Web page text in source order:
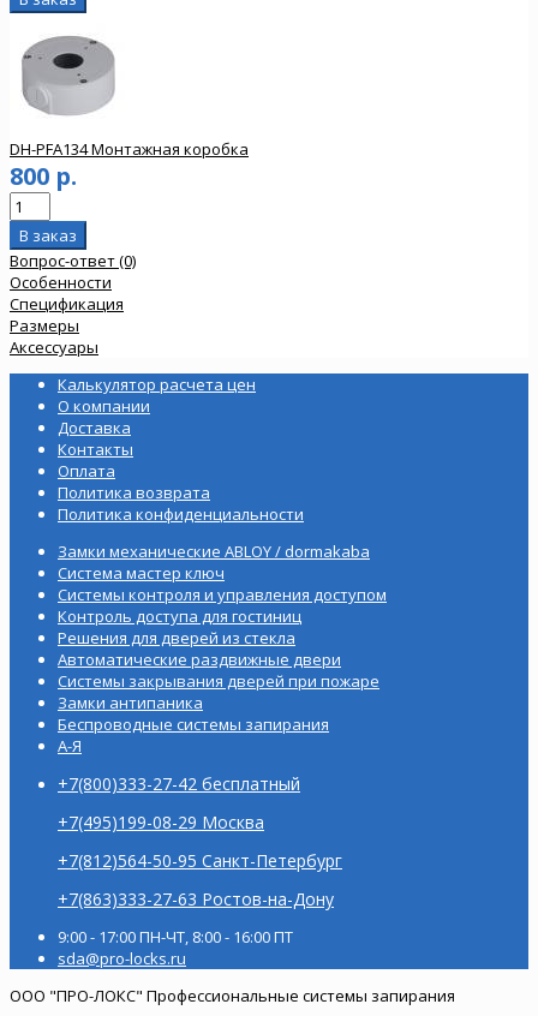
DH-PFA134 Монтажная коробка
800 р.
Вопрос-ответ (0)
Особенности
Спецификация
Размеры
Аксессуары
Калькулятор расчета цен
О компании
Доставка
Контакты
Оплата
Политика возврата
Политика конфиденциальности
Замки механические ABLOY / dormakaba
Система мастер ключ
Системы контроля и управления доступом
Контроль доступа для гостиниц
Решения для дверей из стекла
Автоматические раздвижные двери
Системы закрывания дверей при пожаре
Замки антипаника
Беспроводные системы запирания
А-Я
+7(800)333-27-42 бесплатный
+7(495)199-08-29 Москва
+7(812)564-50-95 Санкт-Петербург
+7(863)333-27-63 Ростов-на-Дону
9:00 - 17:00 ПН-ЧТ, 8:00 - 16:00 ПТ
sda@pro-locks.ru
ООО "ПРО-ЛОКС" Профессиональные системы запирания